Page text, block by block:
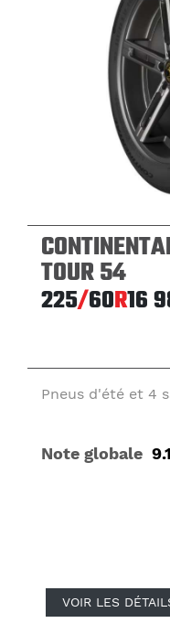
TOUR 54
225/60R16
Pneus d'été et 4
Note globale 9.1
VOIR LES